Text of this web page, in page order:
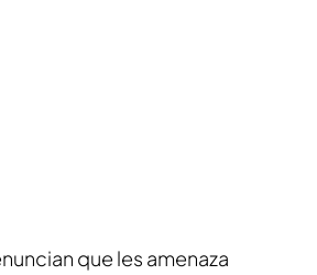
que les amenaza